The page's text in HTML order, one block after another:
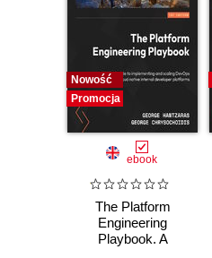
Nowość
Promocja
ebook
The Platform
Engineering
Playbook. A